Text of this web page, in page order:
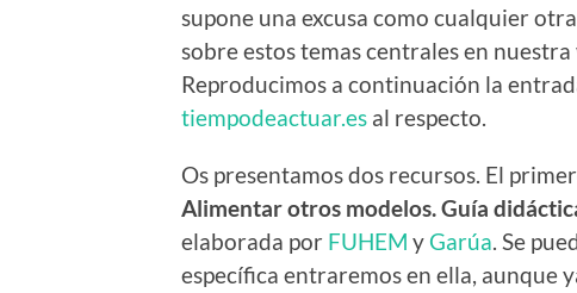
supone una excusa como cualquier
sobre estos temas centrales en
Reproducimos a continuación la
tiempodeactuar.es al respecto.
Os presentamos dos recursos. El
Alimentar otros modelos. Guía
elaborada por FUHEM yGarúa. Se
específica entraremos en ella, aunque